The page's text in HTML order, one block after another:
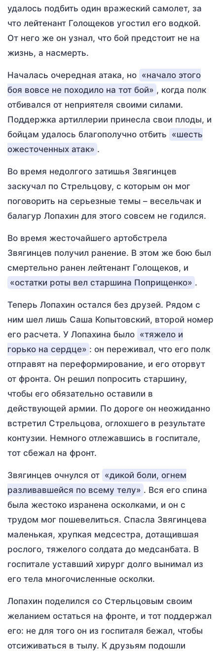
удалось подбить один вражеский самолет, за
что лейтенант Голощеков угостил его водкой.
От него же он узнал, что бой предстоит не на
жизнь, а насмерть.
Началась очередная атака, но «начало этого
боя вовсе не походило на тот бой» , когда полк
отбивался от неприятеля своими силами.
Поддержка артиллерии принесла свои плоды, и
бойцам удалось благополучно отбить «шесть
ожесточенных атак» .
Во время недолгого затишья Звягинцев
заскучал по Стрельцову, с которым он мог
поговорить на серьезные темы – весельчак и
балагур Лопахин для этого совсем не годился.
Во время жесточайшего артобстрела
Звягинцев получил ранение. В этом же бою был
смертельно ранен лейтенант Голощеков, и
«остатки роты вел старшина Поприщенко» .
Теперь Лопахин остался без друзей. Рядом с
ним шел лишь Саша Копытовский, второй номер
его расчета. У Лопахина было «тяжело и
горько на сердце» : он переживал, что его полк
отправят на переформирование, и его оторвут
от фронта. Он решил попросить старшину,
чтобы его обязательно оставили в
действующей армии. По дороге он неожиданно
встретил Стрельцова, оглохшего в результате
контузии. Немного отлежавшись в госпитале,
тот сбежал на фронт.
Звягинцев очнулся от «дикой боли, огнем
разливавшейся по всему телу» . Вся его спина
была жестоко изранена осколками, и он с
трудом мог пошевелиться. Спасла Звягинцева
маленькая, хрупкая медсестра, дотащившая
рослого, тяжелого солдата до медсанбата. В
госпитале уставший хирург долго вынимал из
его тела многочисленные осколки.
Лопахин поделился со Стерльцовым своим
желанием остаться на фронте, и тот поддержал
его: не для того он из госпиталя бежал, чтобы
отсиживаться в тылу. К друзьям подошли